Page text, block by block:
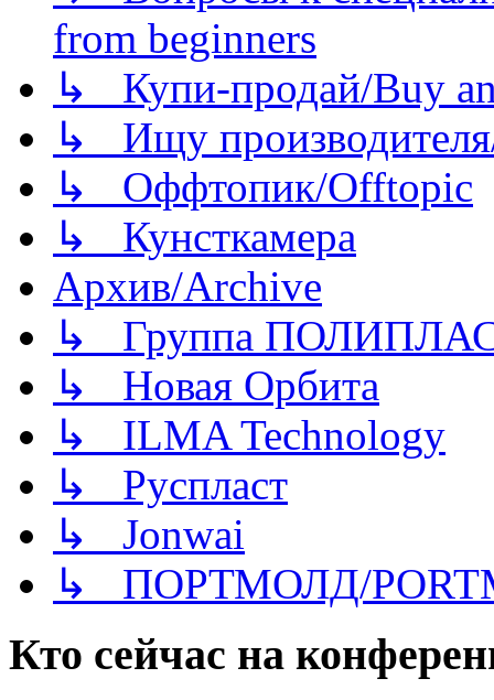
from beginners
↳ Купи-продай/Buy
↳ Ищу
↳ Оффтопик/Offtopic
↳ Кунсткамера
Архив/Archive
↳ Группа
↳ Новая Орбита
↳ ILMA Technology
↳ Руспласт
↳ Jonwai
↳ ПОРТМОЛД/
Кто сейчас на